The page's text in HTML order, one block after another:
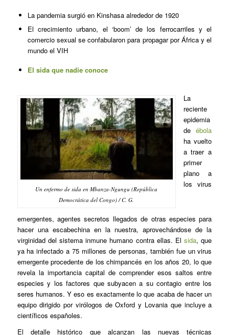
La pandemia surgió en Kinshasa alrededor de 1920
El crecimiento urbano, el ‘boom’ de los ferrocarriles y el
comercio sexual se confabularon para propagar por África y el
mundo el VIH
El sida que nadie conoce
Un enfermo de sida en Mbanza-Ngungu (República
Democrática del Congo) / C. G.
La
reciente
epidemia
deébola
ha vuelto
a traer a
primer
plano a
los virus
emergentes, agentes secretos llegados de otras especies para
hacer una escabechina en la nuestra, aprovechándose de la
virginidad del sistema inmune humano contra ellas. Elsida, que
ya ha infectado a 75 millones de personas, también fue un virus
emergente procedente de los chimpancés en los años 20, lo que
revela la importancia capital de comprender esos saltos entre
especies y los factores que subyacen a su contagio entre los
seres humanos. Y eso es exactamente lo que acaba de hacer un
equipo dirigido por virólogos de Oxford y Lovania que incluye a
científicos españoles.
El detalle histórico que alcanzan las nuevas técnicas